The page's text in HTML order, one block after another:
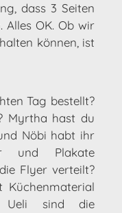
dass 3 Seiten
Alles OK. Ob wir
können, ist
Tag bestellt?
Myrtha hast du
Nöbi habt ihr
und Plakate
Flyer verteilt?
Küchenmaterial
Ueli sind die